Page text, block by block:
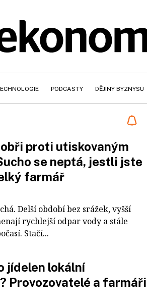
PODCASTY DĚJINY BYZNYSU
proti utiskovaným
se neptá, jestli jste
farmář
Delší období bez srážek, vyšší
rychlejší odpar vody a stále
Stačí...
jídelen lokální
Provozovatelé a farmáři